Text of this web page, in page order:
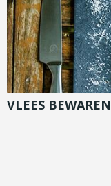
VLEES BEWAREN